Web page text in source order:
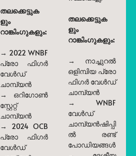
തലക്കെട്ടുക
ളും
റാങ്കിംഗുകളും:
→ 2022 WNBF
പ്രോ ഫിഗർ
വേൾഡ്
ചാമ്പ്യൻ
→ ഒറിഗോൺ
സ്റ്റേറ്റ്
ചാമ്പ്യൻ
→ 2024 OCB
പ്രോ ഫിഗർ
വേൾഡ്
തലക്കെട്ടുക
ളും
റാങ്കിംഗുകളും:
→ നാച്ചുറൽ
ഒളിമ്പിയ പ്രോ
ഫിഗർ വേൾഡ്
ചാമ്പ്യൻ
→ WNBF
വേൾഡ്
ചാമ്പ്യൻഷിപ്പി
ൽ രണ്ട്
പോഡിയങ്ങൾ